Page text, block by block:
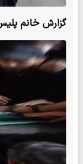
گزارش خانم
مراسم وداع و